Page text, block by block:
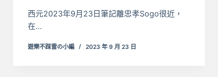
西元2023年9月23日筆記離忠孝Sogo很近，
在…
遊樂不踩雷の小編 2023 年 9 月 23 日